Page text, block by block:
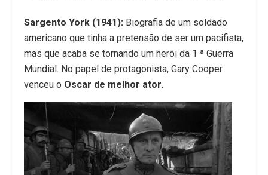
Sargento York (1941): Biografia de um soldado
americano que tinha a pretensão de ser um pacifista,
mas que acaba se tornando um herói da 1 ª Guerra
Mundial. No papel de protagonista, Gary Cooper
venceu o Oscar de melhor ator.